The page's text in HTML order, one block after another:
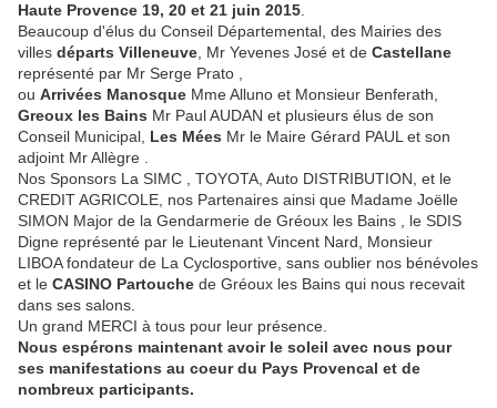
Haute Provence 19, 20 et 21 juin 2015
Beaucoup d'élus du Conseil Départemental, des Mairies des
villes départs Villeneuve , Mr Yevenes José et de Castellane
représenté par Mr Serge Prato ,
ou Arrivées Manosque Mme Alluno et Monsieur Benferath,
Greoux les Bains Mr Paul AUDAN et plusieurs élus de son
Conseil Municipal, Les Mées Mr le Maire Gérard PAUL et son
adjoint Mr Allègre .
Nos Sponsors La SIMC , TOYOTA, Auto DISTRIBUTION, et le
CREDIT AGRICOLE, nos Partenaires ainsi que Madame Joëlle
SIMON Major de la Gendarmerie de Gréoux les Bains , le SDIS
Digne représenté par le Lieutenant Vincent Nard, Monsieur
LIBOA fondateur de La Cyclosportive, sans oublier nos bénévoles
et le CASINO Partouche de Gréoux les Bains qui nous recevait
dans ses salons.
Un grand MERCI à tous pour leur présence.
Nous espérons maintenant avoir le soleil avec nous pour
ses manifestations au coeur du Pays Provencal et de
nombreux participants.